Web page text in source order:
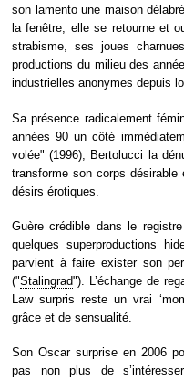
son lamento une maison
la fenêtre, elle se retourne et
strabisme, ses joues
productions du milieu des
industrielles anonymes depuis
Sa présence radicalement
années 90 un côté
volée" (1996), Bertolucci la
transforme son corps désirable
désirs érotiques.
Guère crédible dans le
quelques superproductions
parvient à faire exister son
("Stalingrad"). L’échange de
Law surpris reste un vrai
grâce et de sensualité.
Son Oscar surprise en 2006
pas non plus de